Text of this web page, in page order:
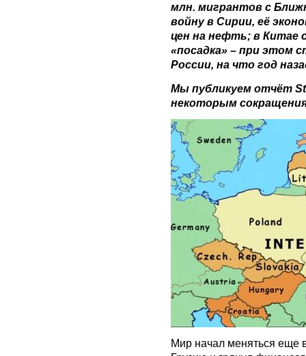
млн. мигрантов с
войну в Сирии, её
цен на нефть; в Китае
«посадка» – при этом
России, на что год
Мы публикуем отчёт
некоторым
Мир начал меняться еще